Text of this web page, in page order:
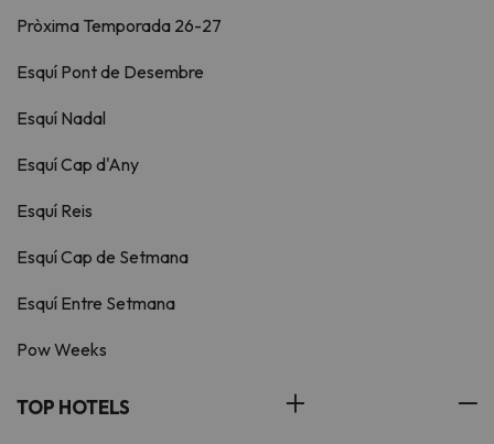
Pròxima Temporada 26-27
Esquí Pont de Desembre
Esquí Nadal
Esquí Cap d'Any
Esquí Reis
Esquí Cap de Setmana
Esquí Entre Setmana
Pow Weeks
TOP HOTELS